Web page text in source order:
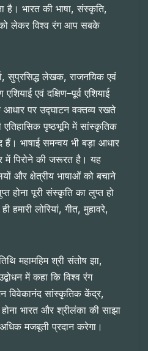
है। भारत की भाषा, संस्कृति,
को लेकर विश्व रंग आप सबके
सुप्रसिद्ध लेखक, राजनयिक एवं
एवं दक्षिण–पूर्व एशियाई
पर उद्घाटन वक्तव्य रखते
पृष्ठभूमि में सांस्कृतिक
भाषाई समन्वय भी बड़ा आधार
पिरोने की जरूरत है। यह
और क्षेत्रीय भाषाओं को बचाने
होना पूरी संस्कृति का लुप्त हो
हमारी लोरियां, गीत, मुहावरे,
महामहिम श्री संतोष झा,
में कहा कि विश्व रंग
विवेकानंद सांस्कृतिक केंद्र,
भारत और श्रीलंका की साझा
मजबूती प्रदान करेगा।